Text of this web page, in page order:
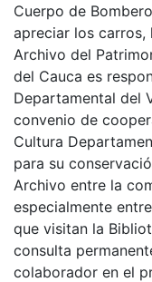
Cuerpo de
apreciar los carros,
Archivo del
del Cauca es
Departamental del
convenio de
Cultura
para su
Archivo entre la
especialmente
que visitan la
consulta
colaborador en el